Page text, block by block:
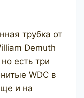
трубка от
Demuth
есть три
WDC в
и на